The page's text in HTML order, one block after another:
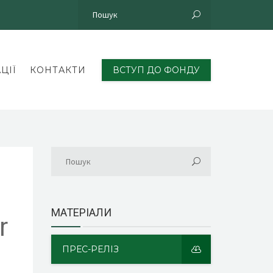
КОНТАКТИ ВСТУП ДО ФОНДУ
МАТЕРІАЛИ
ПРЕС-РЕЛІЗ